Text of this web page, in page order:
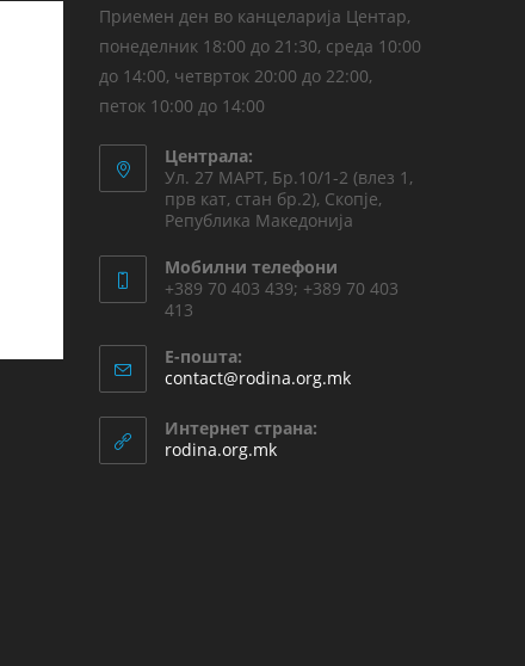
Приемен ден во канцеларија Центар,
понеделник 18:00 до 21:30, среда 10:00
до 14:00, четврток 20:00 до 22:00,
петок 10:00 до 14:00
Централа:
Ул. 27 МАРТ, Бр.10/1-2 (влез 1,
прв кат, стан бр.2), Скопје,
Република Македонија
Мобилни телефони
+389 70 403 439; +389 70 403
413
Е-пошта:
contact@rodina.org.mk
Интернет страна:
rodina.org.mk